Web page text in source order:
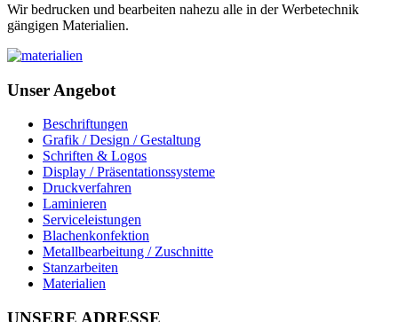
Wir bedrucken und bearbeiten nahezu alle in der Werbetechnik
gängigen Materialien.
Unser Angebot
Beschriftungen
Grafik / Design / Gestaltung
Schriften & Logos
Display / Präsentationssysteme
Druckverfahren
Laminieren
Serviceleistungen
Blachenkonfektion
Metallbearbeitung / Zuschnitte
Stanzarbeiten
Materialien
UNSERE ADRESSE